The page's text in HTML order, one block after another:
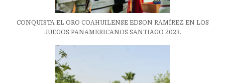
CONQUISTA EL ORO COAHUILENSE EDSON RAMÍREZ EN LOS
JUEGOS PANAMERICANOS SANTIAGO 2023.